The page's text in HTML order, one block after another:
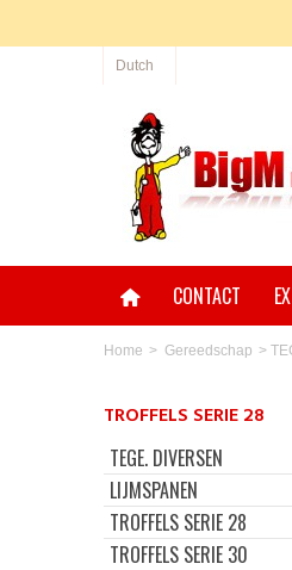
Dutch
CONTACT
Home > Gereedschap >
TROFFELS SERIE 28
TEGE. DIVERSEN
LIJMSPANEN
TROFFELS SERIE 28
TROFFELS SERIE 30